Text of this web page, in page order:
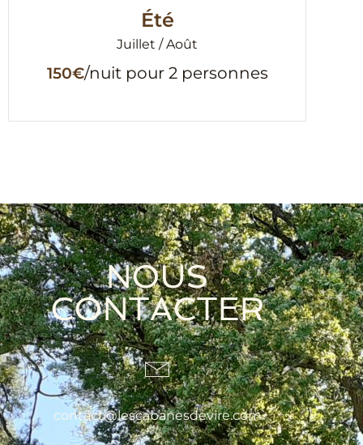
Été
Juillet / Août
150€/nuit pour 2 personnes
NOUS
CONTACTER
contact@lescabanesdevire.com